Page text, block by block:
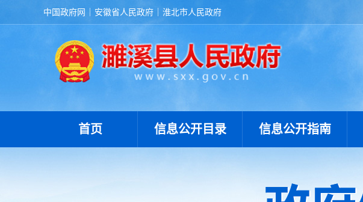
中国政府网 安徽省人民政府 淮北市人民政府
首页 信息公开目录 信息公开指南